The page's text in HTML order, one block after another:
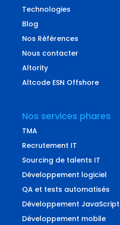
Technologies
Blog
Nos Références
Nous contacter
Altority
Altcode ESN Offshore
Nos services phares
TMA
Recrutement IT
Sourcing de talents IT
Développement logiciel
QA et tests automatisés
Développement JavaScript
Développement mobile